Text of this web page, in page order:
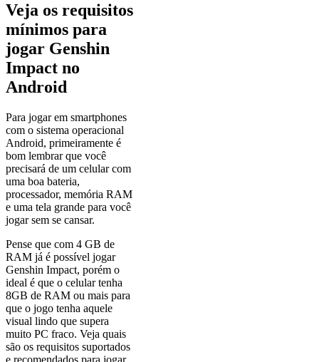
Veja os requisitos
mínimos para
jogar Genshin
Impact no
Android
Para jogar em smartphones
com o sistema operacional
Android, primeiramente é
bom lembrar que você
precisará de um celular com
uma boa bateria,
processador, memória RAM
e uma tela grande para você
jogar sem se cansar.
Pense que com 4 GB de
RAM já é possível jogar
Genshin Impact, porém o
ideal é que o celular tenha
8GB de RAM ou mais para
que o jogo tenha aquele
visual lindo que supera
muito PC fraco. Veja quais
são os requisitos suportados